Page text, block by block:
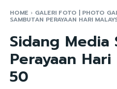
HOME GALERI FOTO | PHOTO
SAMBUTAN PERAYAAN HARI
Sidang Media
Perayaan
50